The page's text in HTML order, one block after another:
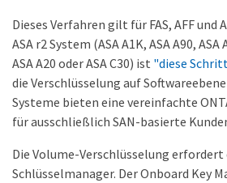
Dieses Verfahren gilt für FAS, AFF und
ASA r2 System (ASA A1K, ASA A90, ASA
ASA A20 oder ASA C30) ist "diese
die Verschlüsselung auf
Systeme bieten eine vereinfachte
für ausschließlich SAN-basierte
Die Volume-Verschlüsselung erfordert
Schlüsselmanager. Der Onboard Key